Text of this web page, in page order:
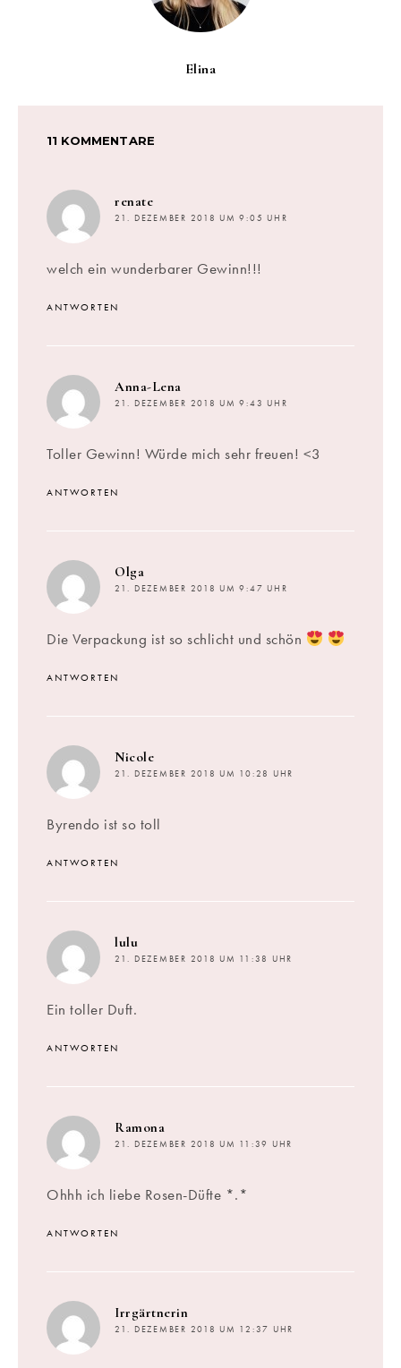
Elina
11 KOMMENTARE
renate
21. DEZEMBER 2018 UM 9:05 UHR
welch ein wunderbarer Gewinn!!!
ANTWORTEN
Anna-Lena
21. DEZEMBER 2018 UM 9:43 UHR
Toller Gewinn! Würde mich sehr freuen! <3
ANTWORTEN
Olga
21. DEZEMBER 2018 UM 9:47 UHR
Die Verpackung ist so schlicht und schön
ANTWORTEN
Nicole
21. DEZEMBER 2018 UM 10:28 UHR
Byrendo ist so toll
ANTWORTEN
lulu
21. DEZEMBER 2018 UM 11:38 UHR
Ein toller Duft.
ANTWORTEN
Ramona
21. DEZEMBER 2018 UM 11:39 UHR
Ohhh ich liebe Rosen-Düfte *.*
ANTWORTEN
Irrgärtnerin
21. DEZEMBER 2018 UM 12:37 UHR